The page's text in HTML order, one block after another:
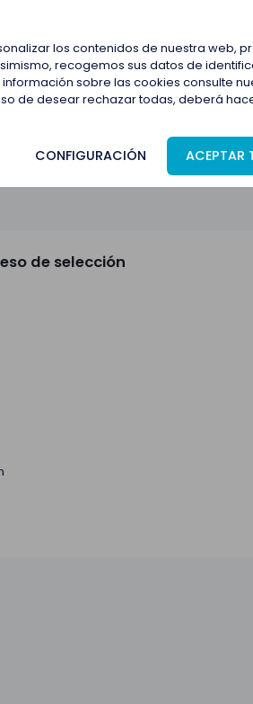
los contenidos de nuestra web,
recogemos sus datos de
sobre las cookies consulte
de desear rechazar todas, deberá
CONFIGURACIÓN ACEPTAR
de selección